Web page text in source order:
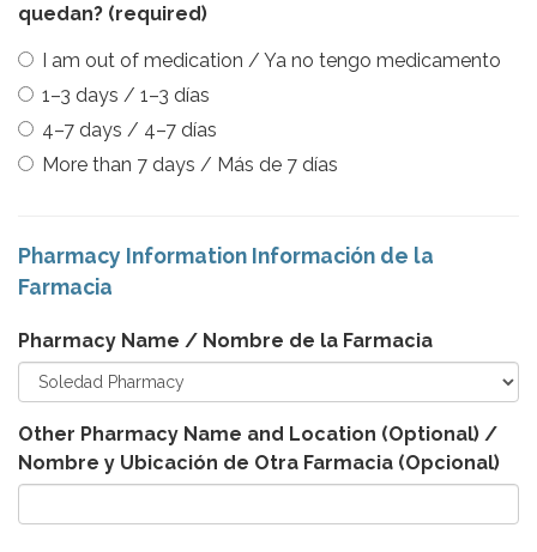
quedan? (required)
I am out of medication / Ya no tengo medicamento
1–3 days / 1–3 días
4–7 days / 4–7 días
More than 7 days / Más de 7 días
Pharmacy Information Información de la
Farmacia
Pharmacy Name / Nombre de la Farmacia
Other Pharmacy Name and Location (Optional) /
Nombre y Ubicación de Otra Farmacia (Opcional)